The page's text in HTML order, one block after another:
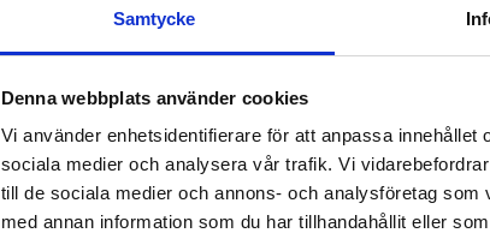
Samtycke
Denna webbplats använder cookies
Vi använder enhetsidentifierare för att anpassa
sociala medier och analysera vår trafik. Vi
till de sociala medier och annons- och analysföretag
med annan information som du har tillhandahållit eller
Visa detaljer ↓
Stilren